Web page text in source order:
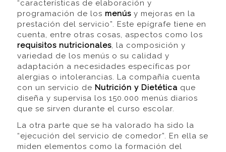
“características de elaboración y
programación de los menúsy mejoras en la
prestación del servicio”. Este epígrafe tiene en
cuenta, entre otras cosas, aspectos como los
requisitos nutricionales, la composición y
variedad de los menús o su calidad y
adaptación a necesidades específicas por
alergias o intolerancias. La compañía cuenta
con un servicio de Nutrición y Dietética que
diseña y supervisa los 150.000 menús diarios
que se sirven durante el curso escolar.
La otra parte que se ha valorado ha sido la
“ejecución del servicio de comedor”. En ella se
miden elementos como la formación del